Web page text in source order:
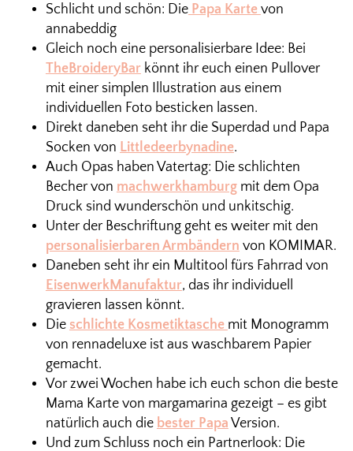
Schlicht und schön: DiePapa Karte von
annabeddig
Gleich noch eine personalisierbare Idee: Bei
TheBroideryBarkönnt ihr euch einen Pullover
mit einer simplen Illustration aus einem
individuellen Foto besticken lassen.
Direkt daneben seht ihr die Superdad und Papa
Socken von Littledeerbynadine.
Auch Opas haben Vatertag: Die schlichten
Becher von machwerkhamburgmit dem Opa
Druck sind wunderschön und unkitschig.
Unter der Beschriftung geht es weiter mit den
personalisierbaren Armbändern von KOMIMAR.
Daneben seht ihr ein Multitool fürs Fahrrad von
EisenwerkManufaktur, das ihr individuell
gravieren lassen könnt.
Die schlichte Kosmetiktasche mit Monogramm
von rennadeluxe ist aus waschbarem Papier
gemacht.
Vor zwei Wochen habe ich euch schon die beste
Mama Karte von margamarina gezeigt – es gibt
natürlich auch die bester Papa Version.
Und zum Schluss noch ein Partnerlook: Die